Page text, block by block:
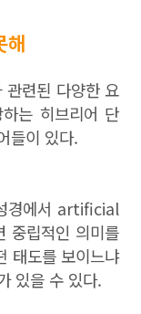
해
관련된 다양한 요
는 히브리어 단
들이 있다.
경에서 artificial
중립적인 의미를
태도를 보이느냐
있을 수 있다.